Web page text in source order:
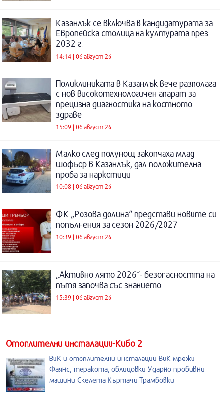
Казанлък се включва в кандидатурата за
Европейска столица на културата през
2032 г.
14:14 | 06 август 26
Поликлиниката в Казанлък вече разполага
с нов високотехнологичен апарат за
прецизна диагностика на костното
здраве
15:09 | 06 август 26
Малко след полунощ закопчаха млад
шофьор в Казанлък, дал положителна
проба за наркотици
10:08 | 06 август 26
ФК „Розова долина“ представи новите си
попълнения за сезон 2026/2027
10:39 | 06 август 26
„Активно лято 2026“- безопасността на
пътя започва със знанието
15:39 | 06 август 26
Отоплителни инсталации-Кибо 2
ВиК и отоплителни инсталации ВиК мрежи
Фаянс, теракота, облицовки Ударно пробивни
машини Скелета Къртачи Трамбовки